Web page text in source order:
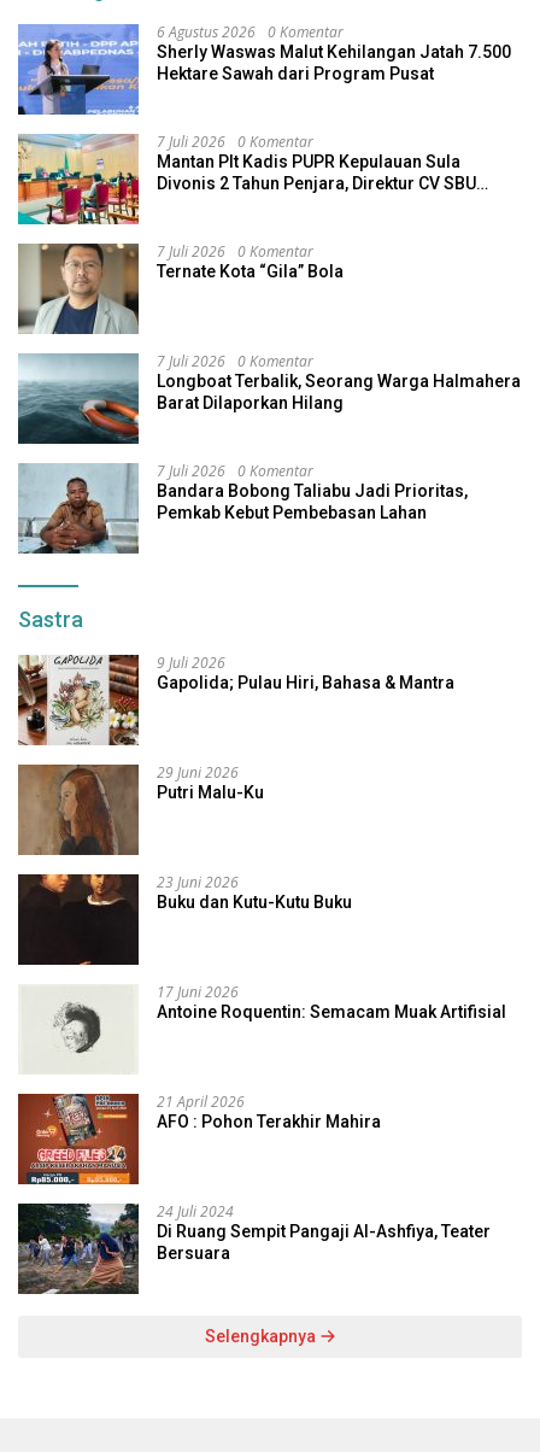
6 Agustus 2026 0 Komentar
Sherly Waswas Malut Kehilangan Jatah 7.500
Hektare Sawah dari Program Pusat
7 Juli 2026 0 Komentar
Mantan Plt Kadis PUPR Kepulauan Sula
Divonis 2 Tahun Penjara, Direktur CV SBU
7 Juli 2026 0 Komentar
Ternate Kota “Gila” Bola
7 Juli 2026 0 Komentar
Longboat Terbalik, Seorang Warga Halmahera
Barat Dilaporkan Hilang
7 Juli 2026 0 Komentar
Bandara Bobong Taliabu Jadi Prioritas,
Pemkab Kebut Pembebasan Lahan
Sastra
9 Juli 2026
Gapolida; Pulau Hiri, Bahasa & Mantra
29 Juni 2026
Putri Malu-Ku
23 Juni 2026
Buku dan Kutu-Kutu Buku
17 Juni 2026
Antoine Roquentin: Semacam Muak Artifisial
21 April 2026
AFO : Pohon Terakhir Mahira
24 Juli 2024
Di Ruang Sempit Pangaji Al-Ashfiya, Teater
Bersuara
Selengkapnya